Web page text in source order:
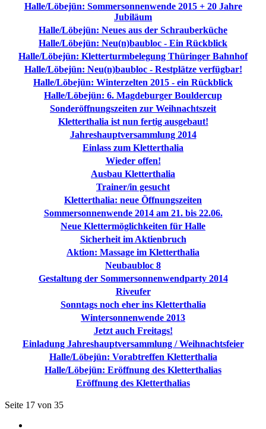
Halle/Löbejün: Sommersonnenwende 2015 + 20 Jahre
Jubiläum
Halle/Löbejün: Neues aus der Schrauberküche
Halle/Löbejün: Neu(n)baubloc - Ein Rückblick
Halle/Löbejün: Kletterturmbelegung Thüringer Bahnhof
Halle/Löbejün: Neu(n)baubloc - Restplätze verfügbar!
Halle/Löbejün: Winterzelten 2015 - ein Rückblick
Halle/Löbejün: 6. Magdeburger Bouldercup
Sonderöffnungszeiten zur Weihnachtszeit
Kletterthalia ist nun fertig ausgebaut!
Jahreshauptversammlung 2014
Einlass zum Kletterthalia
Wieder offen!
Ausbau Kletterthalia
Trainer/in gesucht
Kletterthalia: neue Öffnungszeiten
Sommersonnenwende 2014 am 21. bis 22.06.
Neue Klettermöglichkeiten für Halle
Sicherheit im Aktienbruch
Aktion: Massage im Kletterthalia
Neubaubloc 8
Gestaltung der Sommersonnenwendparty 2014
Riveufer
Sonntags noch eher ins Kletterthalia
Wintersonnenwende 2013
Jetzt auch Freitags!
Einladung Jahreshauptversammlung / Weihnachtsfeier
Halle/Löbejün: Vorabtreffen Kletterthalia
Halle/Löbejün: Eröffnung des Kletterthalias
Eröffnung des Kletterthalias
Seite 17 von 35